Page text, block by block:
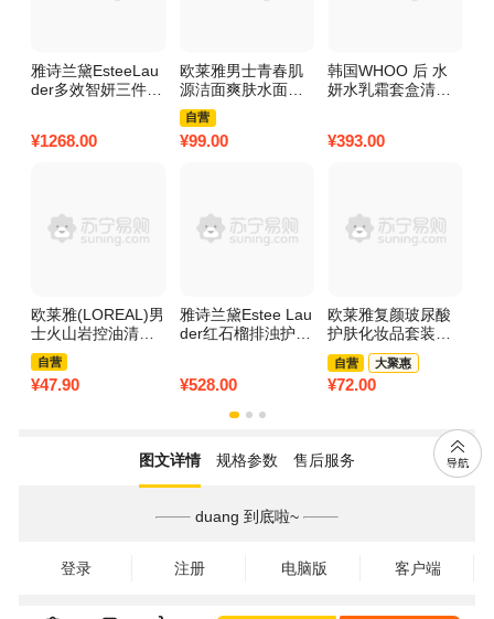
雅诗兰黛EsteeLau
der多效智妍三件套
面霜75ml)护肤套装
¥1268.00
欧莱雅男士青春肌
源洁面爽肤水面霜
眼霜乳液精华乳6件
套
自营
¥99.00
韩国WHOO 后 水
妍水乳霜套盒清爽
沄系列水乳礼盒6件
¥393.00
欧莱雅(LOREAL)男
士火山岩控油清痘
洁面套组
自营
¥47.90
雅诗兰黛Estee Lau
der红石榴排浊护肤
+面霜」红石榴面部
护肤套装礼盒女士
¥528.00
欧莱雅复颜玻尿酸
护肤化妆品套装
（晶露65ml+乳液5
0ml）
自营 大聚惠
¥72.00
图文详情 规格参数 售后服务
duang 到底啦~
登录 注册 电脑版 客户端